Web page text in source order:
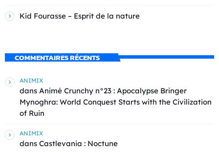
Kid Fourasse – Esprit de la nature
COMMENTAIRES RÉCENTS
ANIMIX
dans Animé Crunchy n°23 : Apocalypse Bringer
Mynoghra: World Conquest Starts with the Civilization
of Ruin
ANIMIX
dans Castlevania : Noctune